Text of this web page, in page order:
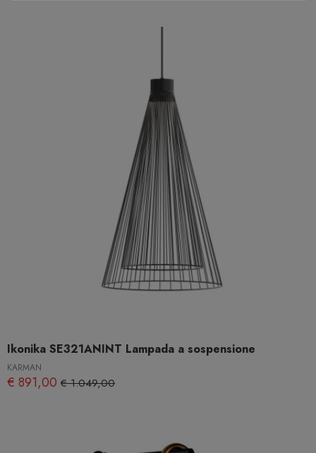
Ikonika SE321ANINT Lampada a sospensione
KARMAN
€ 891,00 € 1.049,00